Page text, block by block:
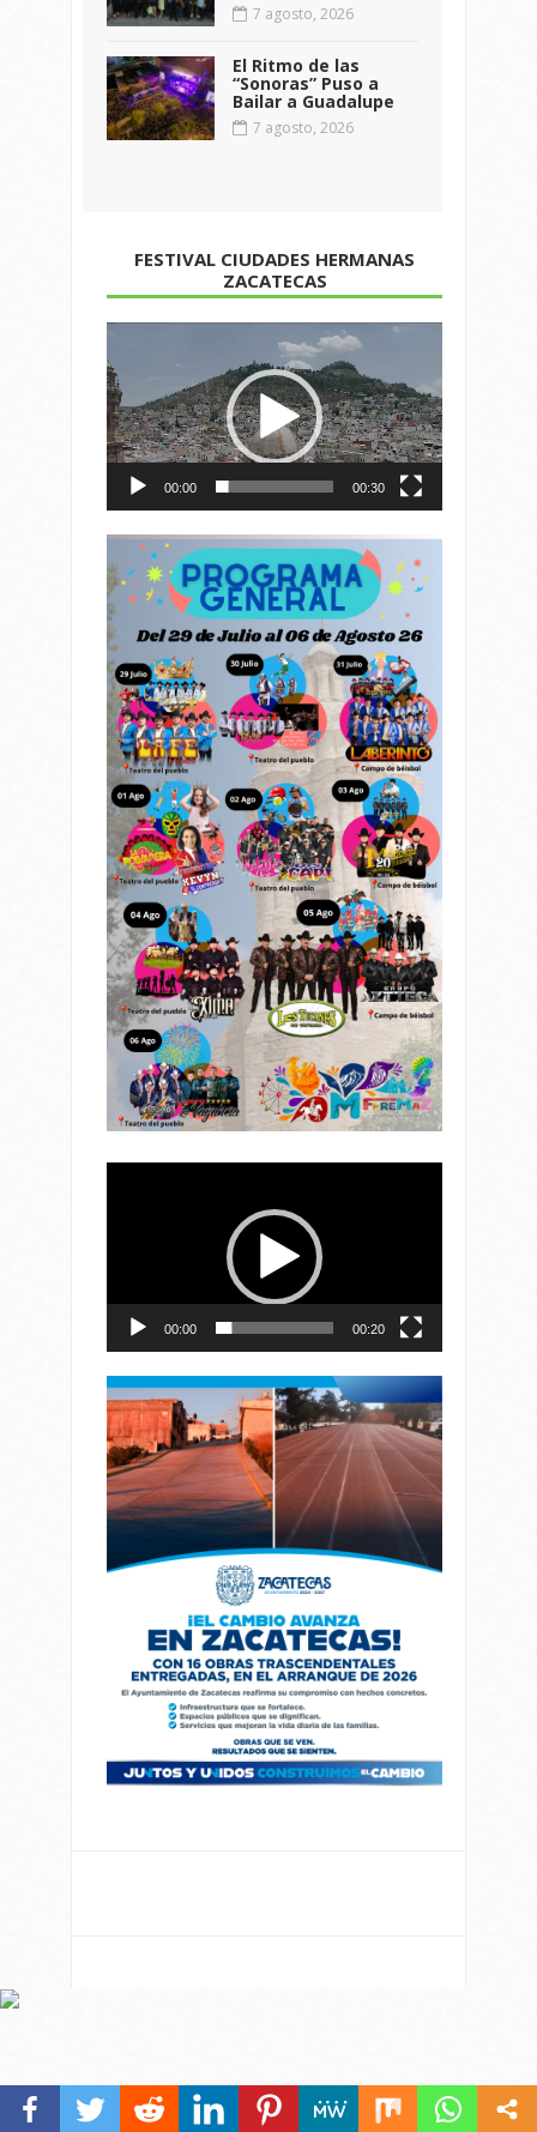
7 agosto, 2026
El Ritmo de las
“Sonoras” Puso a
Bailar a Guadalupe
7 agosto, 2026
FESTIVAL CIUDADES HERMANAS
ZACATECAS
de
vídeo
00:00 00:30
00:00 00:20